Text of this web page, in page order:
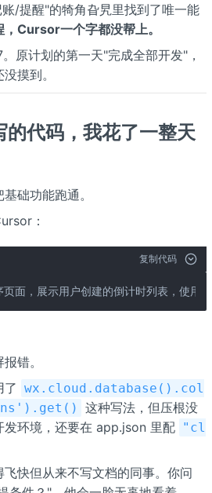
/提醒"的犄角旮旯里找到了唯一能
，Cursor一个字都没帮上。
原计划的第一天"完成全部开发"，
摸到。
代码，我花了一整天
础功能跑通。
：
复制代码
面，展示用户创建的倒计时列表，使用
错。
了 wx.cloud.database().col
这种写法，但压根没
发环境，还要在 app.json 里配 "cl
快但从来不写文档的同事。你问